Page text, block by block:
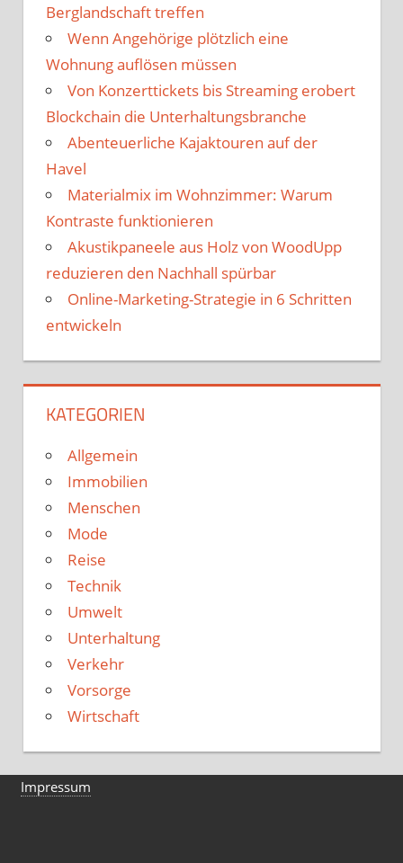
Berglandschaft treffen
Wenn Angehörige plötzlich eine
Wohnung auflösen müssen
Von Konzerttickets bis Streaming erobert
Blockchain die Unterhaltungsbranche
Abenteuerliche Kajaktouren auf der
Havel
Materialmix im Wohnzimmer: Warum
Kontraste funktionieren
Akustikpaneele aus Holz von WoodUpp
reduzieren den Nachhall spürbar
Online-Marketing-Strategie in 6 Schritten
entwickeln
KATEGORIEN
Allgemein
Immobilien
Menschen
Mode
Reise
Technik
Umwelt
Unterhaltung
Verkehr
Vorsorge
Wirtschaft
Impressum